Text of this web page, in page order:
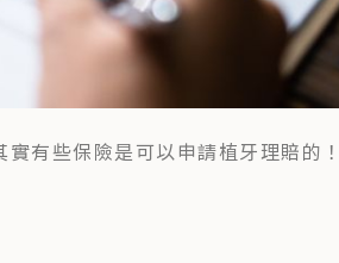
有些保險是可以申請植牙理賠的